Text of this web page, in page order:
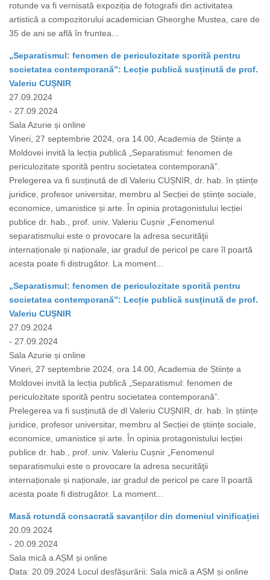
rotunde va fi vernisată expoziția de fotografii din activitatea
artistică a compozitorului academician Gheorghe Mustea, care de
35 de ani se află în fruntea...
„Separatismul: fenomen de periculozitate sporită pentru
societatea contemporană”: Lecție publică susținută de prof.
Valeriu CUȘNIR
27.09.2024
- 27.09.2024
Sala Azurie și online
Vineri, 27 septembrie 2024, ora 14.00, Academia de Științe a
Moldovei invită la lecția publică „Separatismul: fenomen de
periculozitate sporită pentru societatea contemporană”.
Prelegerea va fi susținută de dl Valeriu CUȘNIR, dr. hab. în științe
juridice, profesor universitar, membru al Secției de științe sociale,
economice, umanistice și arte. În opinia protagonistului lecției
publice dr. hab., prof. univ. Valeriu Cușnir „Fenomenul
separatismului este o provocare la adresa securităţii
internaționale și naționale, iar gradul de pericol pe care îl poartă
acesta poate fi distrugător. La moment...
„Separatismul: fenomen de periculozitate sporită pentru
societatea contemporană”: Lecție publică susținută de prof.
Valeriu CUȘNIR
27.09.2024
- 27.09.2024
Sala Azurie și online
Vineri, 27 septembrie 2024, ora 14.00, Academia de Științe a
Moldovei invită la lecția publică „Separatismul: fenomen de
periculozitate sporită pentru societatea contemporană”.
Prelegerea va fi susținută de dl Valeriu CUȘNIR, dr. hab. în științe
juridice, profesor universitar, membru al Secției de științe sociale,
economice, umanistice și arte. În opinia protagonistului lecției
publice dr. hab., prof. univ. Valeriu Cușnir „Fenomenul
separatismului este o provocare la adresa securităţii
internaționale și naționale, iar gradul de pericol pe care îl poartă
acesta poate fi distrugător. La moment...
Masă rotundă consacrată savanților din domeniul vinificației
20.09.2024
- 20.09.2024
Sala mică a AȘM și online
Data: 20.09.2024 Locul desfășurării: Sala mică a AȘM și online